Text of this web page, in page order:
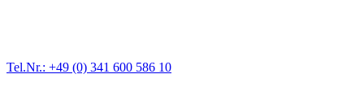
Tel.Nr.: +49 (0) 341 600 586 10